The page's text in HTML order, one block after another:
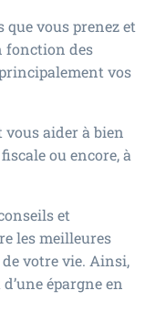
que vous prenez et
fonction des
vos
vous aider à bien
ou encore, à
et
les meilleures
votre vie. Ainsi,
épargne en